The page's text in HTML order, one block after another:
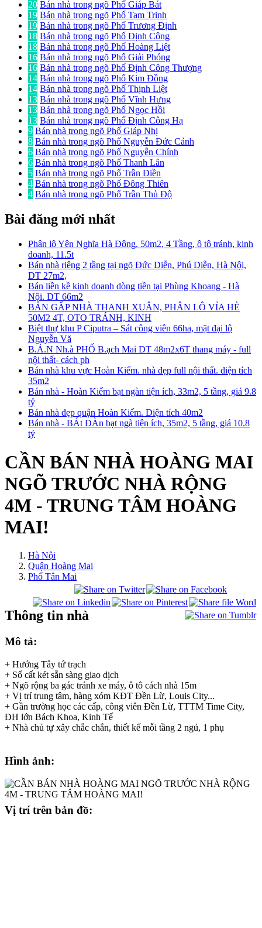
20 Bán nhà trong ngõ Phố Giáp Bát
19 Bán nhà trong ngõ Phố Tam Trinh
19 Bán nhà trong ngõ Phố Trương Định
18 Bán nhà trong ngõ Phố Định Công
18 Bán nhà trong ngõ Phố Hoàng Liệt
16 Bán nhà trong ngõ Phố Giải Phóng
16 Bán nhà trong ngõ Phố Định Công Thượng
14 Bán nhà trong ngõ Phố Kim Đồng
14 Bán nhà trong ngõ Phố Thịnh Liệt
13 Bán nhà trong ngõ Phố Vĩnh Hưng
13 Bán nhà trong ngõ Phố Ngọc Hồi
13 Bán nhà trong ngõ Phố Định Công Hạ
9 Bán nhà trong ngõ Phố Giáp Nhị
8 Bán nhà trong ngõ Phố Nguyễn Đức Cảnh
6 Bán nhà trong ngõ Phố Nguyễn Chính
6 Bán nhà trong ngõ Phố Thanh Lân
5 Bán nhà trong ngõ Phố Trần Điền
4 Bán nhà trong ngõ Phố Đông Thiên
4 Bán nhà trong ngõ Phố Trần Thủ Độ
Bài đăng mới nhất
Phân lô Yên Nghĩa Hà Đông, 50m2, 4 Tầng, ô tô tránh, kinh
doanh, 11.5t
Bán nhà riêng 2 tầng tại ngõ Đức Diễn, Phú Diễn, Hà Nội,
DT 27m2,
Bán liền kề kinh doanh dòng tiền tại Phùng Khoang - Hà
Nội. DT 66m2
BÁN GẤP NHÀ THANH XUÂN, PHÂN LÔ VỈA HÈ
50M2 4T, OTO TRÁNH, KINH
Biệt thự khu P Ciputra – Sát công viên 66ha, mặt đại lộ
Nguyễn Vă
B.Á.N Nh.à PHỐ B.ạch Mai DT 48m2x6T thang máy - full
nội thất- cách ph
Bán nhà khu vực Hoàn Kiếm. nhà đẹp full nội thất. diện tích
35m2
Bán nhà - Hoàn Kiếm bạt ngàn tiện ích, 33m2, 5 tầng, giá 9.8
tỷ
Bán nhà đẹp quận Hoàn Kiếm. Diện tích 40m2
Bán nhà - BÁt ĐÀn bạt ngà tiện ích, 35m2, 5 tầng, giá 10.8
tỷ
CẦN BÁN NHÀ HOÀNG MAI
NGÕ TRƯỚC NHÀ RỘNG
4M - TRUNG TÂM HOÀNG
MAI!
Hà Nội
Quận Hoàng Mai
Phố Tân Mai
Thông tin nhà
Mô tả:
+ Hướng Tây tứ trạch
+ Sổ cất két sẵn sàng giao dịch
+ Ngõ rộng ba gác tránh xe máy, ô tô cách nhà 15m
+ Vị trí trung tâm, hàng xóm KĐT Đền Lừ, Louis City...
+ Gần trường học các cấp, công viên Đền Lừ, TTTM Time City,
ĐH lớn Bách Khoa, Kinh Tế
+ Nhà chủ tự xây chắc chắn, thiết kế mỗi tầng 2 ngủ, 1 phụ
Hình ảnh:
Vị trí trên bản đồ: